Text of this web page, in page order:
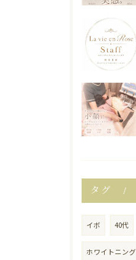
タグ
イボ 40代
ホワイトニング